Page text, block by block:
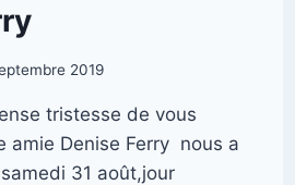
2019
tristesse de vous
amie Denise Ferry nous a
31 août,jour